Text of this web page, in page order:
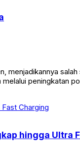
peningkatan
hingga Ultra